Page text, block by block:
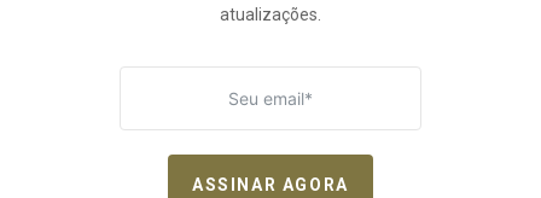
atualizações.
ASSINAR AGORA